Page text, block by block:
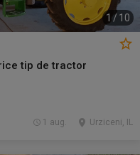
1 / 10
tip de tractor
Urziceni, IL
1 aug.